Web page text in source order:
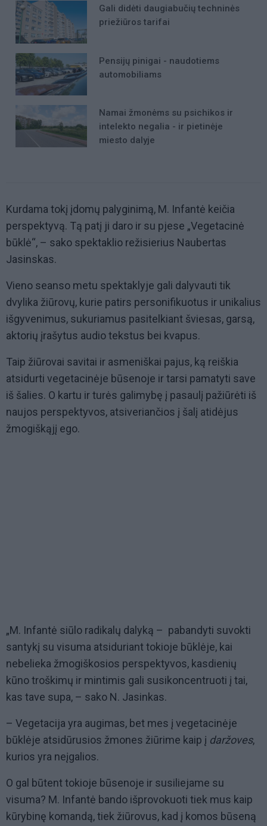
Gali didėti daugiabučių techninės
priežiūros tarifai
Pensijų pinigai - naudotiems
automobiliams
Namai žmonėms su psichikos ir
intelekto negalia - ir pietinėje
miesto dalyje
Kurdama tokį įdomų palyginimą, M. Infantė keičia
perspektyvą. Tą patį ji daro ir su pjese „Vegetacinė
būklė“, – sako spektaklio režisierius Naubertas
Jasinskas.
Vieno seanso metu spektaklyje gali dalyvauti tik
dvylika žiūrovų, kurie patirs personifikuotus ir unikalius
išgyvenimus, sukuriamus pasitelkiant šviesas, garsą,
aktorių įrašytus audio tekstus bei kvapus.
Taip žiūrovai savitai ir asmeniškai pajus, ką reiškia
atsidurti vegetacinėje būsenoje ir tarsi pamatyti save
iš šalies. O kartu ir turės galimybę į pasaulį pažiūrėti iš
naujos perspektyvos, atsiveriančios į šalį atidėjus
žmogiškąjį ego.
„M. Infantė siūlo radikalų dalyką – pabandyti suvokti
santykį su visuma atsiduriant tokioje būklėje, kai
nebelieka žmogiškosios perspektyvos, kasdienių
kūno troškimų ir mintimis gali susikoncentruoti į tai,
kas tave supa, – sako N. Jasinkas.
– Vegetacija yra augimas, bet mes į vegetacinėje
būklėje atsidūrusios žmones žiūrime kaip į daržoves,
kurios yra neįgalios.
O gal būtent tokioje būsenoje ir susiliejame su
visuma? M. Infantė bando išprovokuoti tiek mus kaip
kūrybinę komandą, tiek žiūrovus, kad į komos būseną